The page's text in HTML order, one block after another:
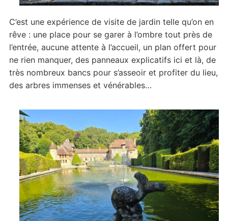
C’est une expérience de visite de jardin telle qu’on en
rêve : une place pour se garer à l’ombre tout près de
l’entrée, aucune attente à l’accueil, un plan offert pour
ne rien manquer, des panneaux explicatifs ici et là, de
très nombreux bancs pour s’asseoir et profiter du lieu,
des arbres immenses et vénérables…